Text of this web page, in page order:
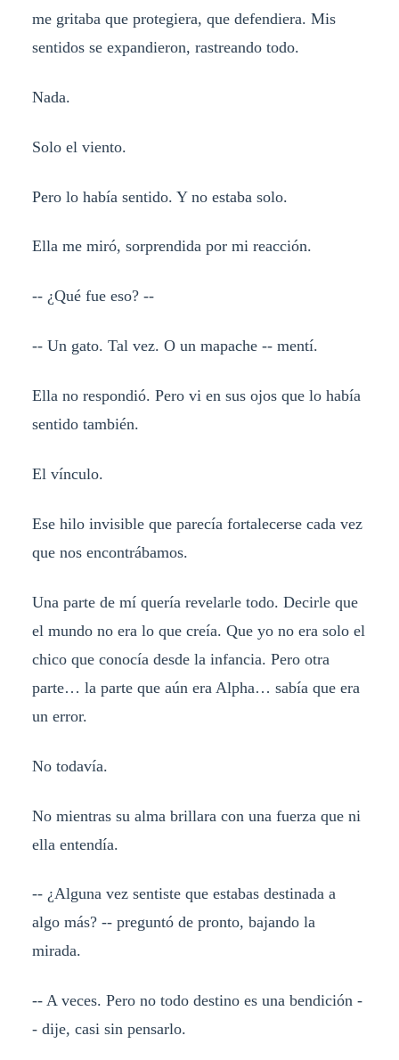
me gritaba que protegiera, que defendiera. Mis
sentidos se expandieron, rastreando todo.
Nada.
Solo el viento.
Pero lo había sentido. Y no estaba solo.
Ella me miró, sorprendida por mi reacción.
-- ¿Qué fue eso? --
-- Un gato. Tal vez. O un mapache -- mentí.
Ella no respondió. Pero vi en sus ojos que lo había
sentido también.
El vínculo.
Ese hilo invisible que parecía fortalecerse cada vez
que nos encontrábamos.
Una parte de mí quería revelarle todo. Decirle que
el mundo no era lo que creía. Que yo no era solo el
chico que conocía desde la infancia. Pero otra
parte… la parte que aún era Alpha… sabía que era
un error.
No todavía.
No mientras su alma brillara con una fuerza que ni
ella entendía.
-- ¿Alguna vez sentiste que estabas destinada a
algo más? -- preguntó de pronto, bajando la
mirada.
-- A veces. Pero no todo destino es una bendición -
- dije, casi sin pensarlo.